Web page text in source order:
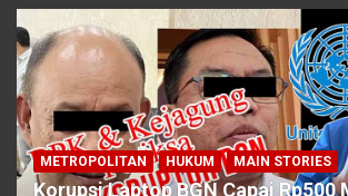
METROPOLITAN HUKUM MAIN STORIES
Korupsi Laptop BGN Capai Rp500